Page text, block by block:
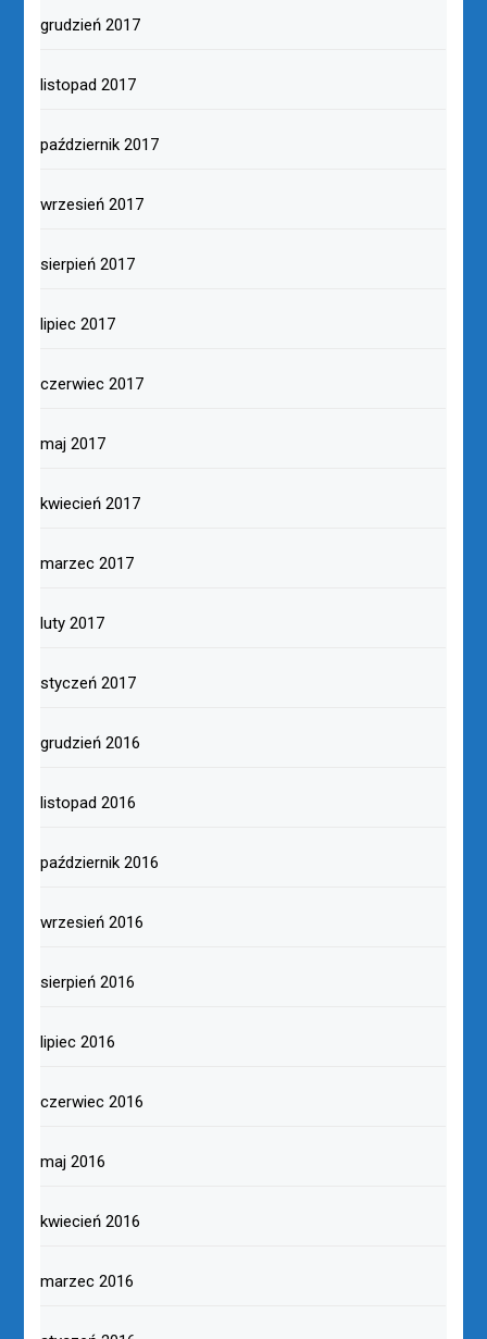
grudzień 2017
listopad 2017
październik 2017
wrzesień 2017
sierpień 2017
lipiec 2017
czerwiec 2017
maj 2017
kwiecień 2017
marzec 2017
luty 2017
styczeń 2017
grudzień 2016
listopad 2016
październik 2016
wrzesień 2016
sierpień 2016
lipiec 2016
czerwiec 2016
maj 2016
kwiecień 2016
marzec 2016